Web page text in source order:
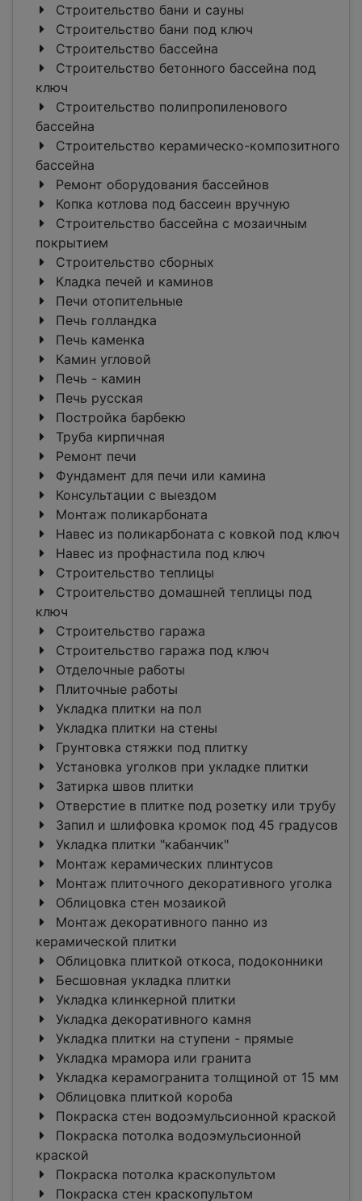
Строительство бани и сауны
Строительство бани под ключ
Строительство бассейна
Cтроительство бетонного бассейна под
ключ
Строительство полипропиленового
бассейна
Строительство керамическо-композитного
бассейна
Ремонт оборудования бассейнов
Копка котлова под бассеин вручную
Строительство бассейна с мозаичным
покрытием
Строительство сборных
Кладка печей и каминов
Печи отопительные
Печь голландка
Печь каменка
Камин угловой
Печь - камин
Печь русская
Постройка барбекю
Труба кирпичная
Ремонт печи
Фундамент для печи или камина
Консультации с выездом
Монтаж поликарбоната
Навес из поликарбоната с ковкой под ключ
Навес из профнастила под ключ
Строительство теплицы
Строительство домашней теплицы под
ключ
Строительство гаража
Строительство гаража под ключ
Отделочные работы
Плиточные работы
Укладка плитки на пол
Укладка плитки на стены
Грунтовка стяжки под плитку
Установка уголков при укладке плитки
Затирка швов плитки
Отверстие в плитке под розетку или трубу
Запил и шлифовка кромок под 45 градусов
Укладка плитки "кабанчик"
Монтаж керамических плинтусов
Монтаж плиточного декоративного уголка
Облицовка стен мозаикой
Монтаж декоративного панно из
керамической плитки
Облицовка плиткой откоса, подоконники
Бесшовная укладка плитки
Укладка клинкерной плитки
Укладка декоративного камня
Укладка плитки на ступени - прямые
Укладка мрамора или гранита
Укладка керамогранита толщиной от 15 мм
Облицовка плиткой короба
Покраска стен водоэмульсионной краской
Покраска потолка водоэмульсионной
краской
Покраска потолка краскопультом
Покраска стен краскопультом